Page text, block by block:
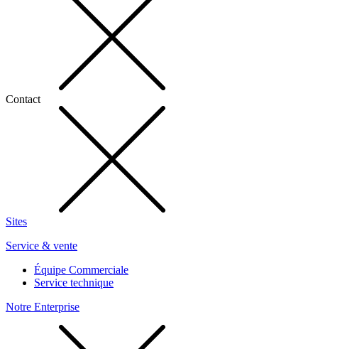
Contact
Sites
Service & vente
Équipe Commerciale
Service technique
Notre Enterprise